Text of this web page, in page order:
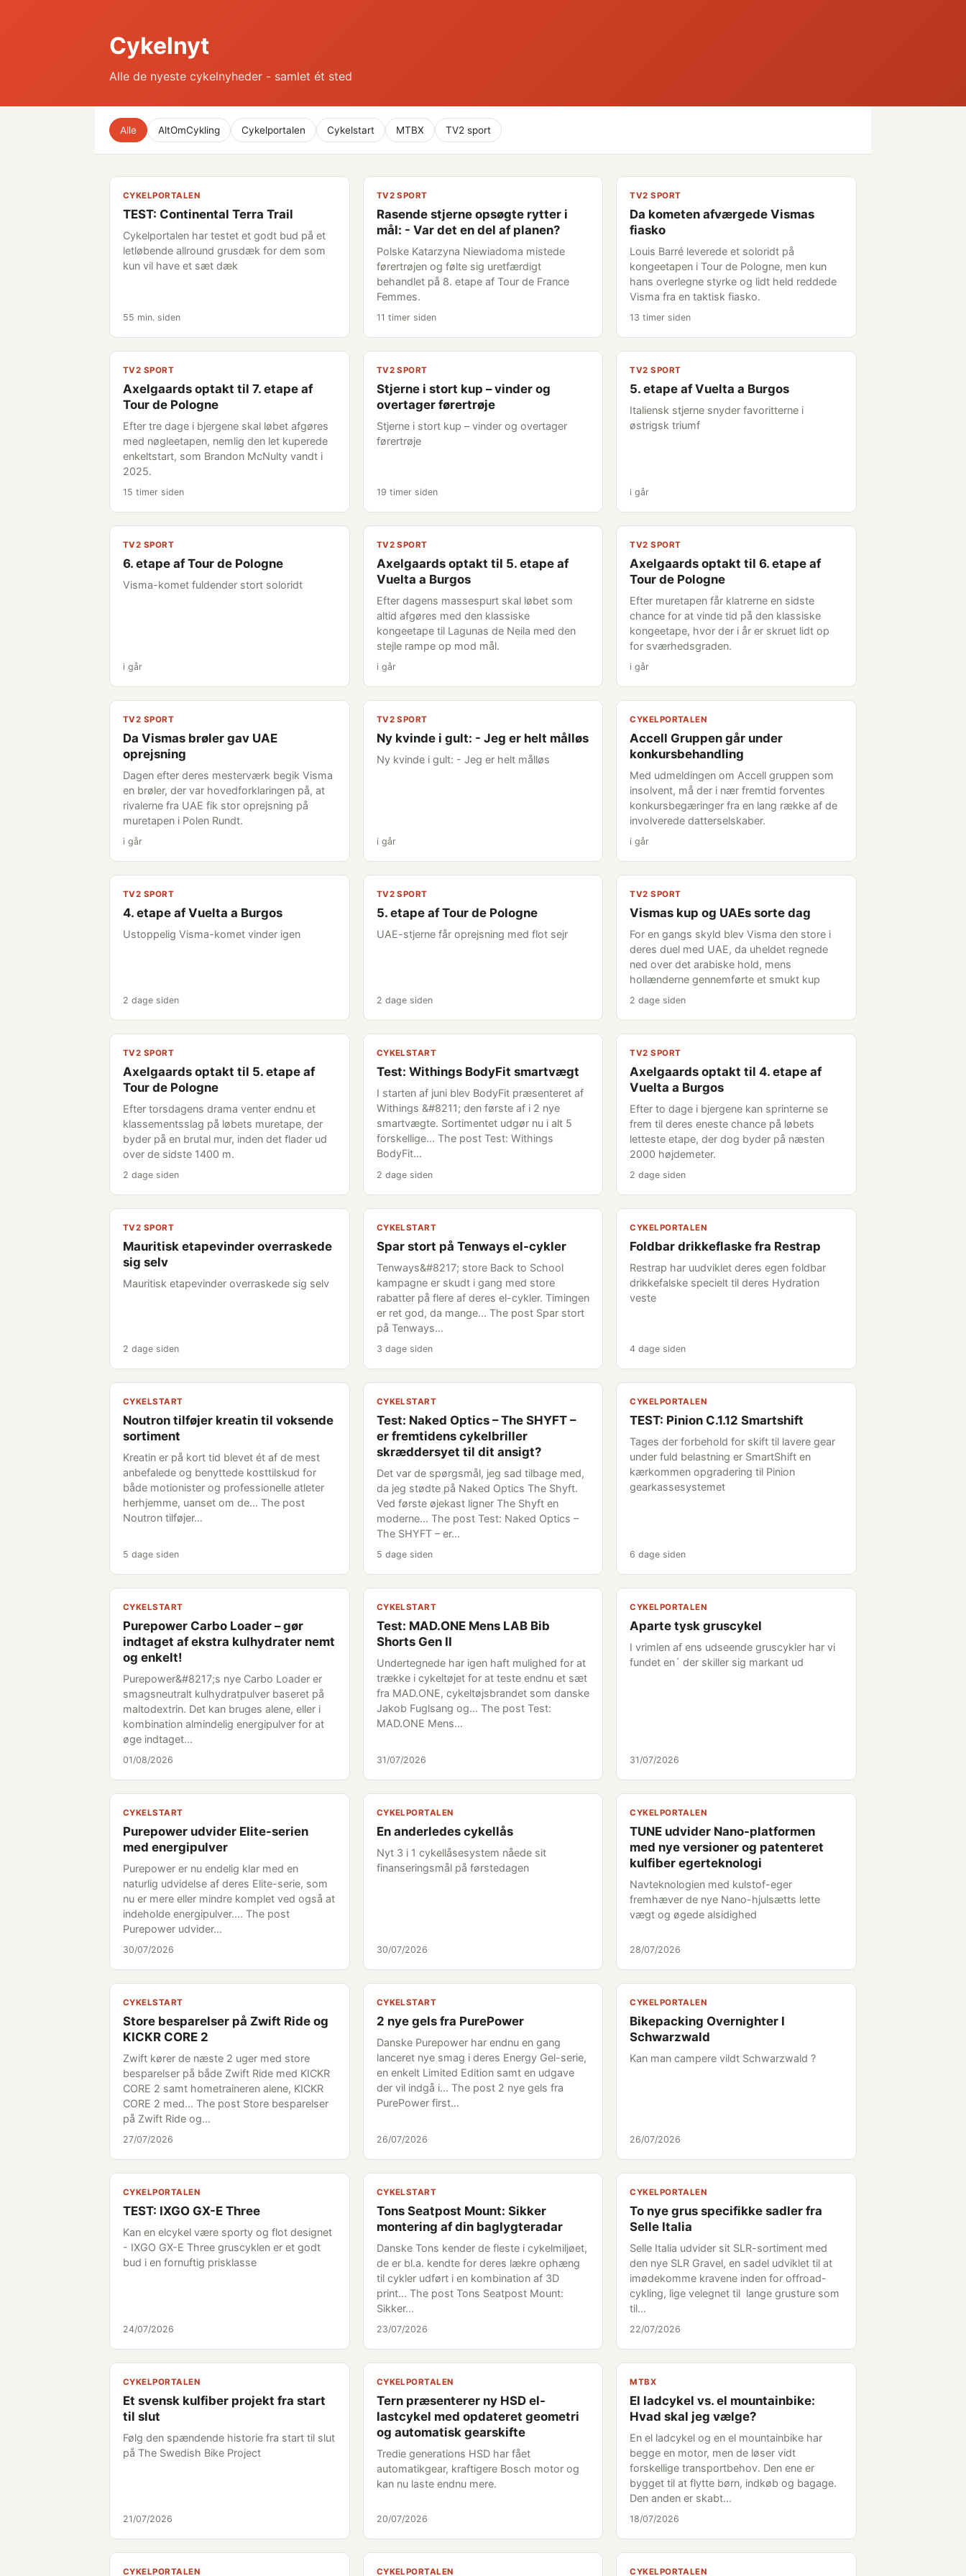
Cykelnyt
Alle de nyeste cykelnyheder - samlet ét sted
Alle AltOmCykling Cykelportalen Cykelstart MTBX TV2 sport
CYKELPORTALEN
TEST: Continental Terra Trail
Cykelportalen har testet et godt bud på et
letløbende allround grusdæk for dem som
kun vil have et sæt dæk
55 min. siden
TV2 SPORT
Rasende stjerne opsøgte rytter i
mål: - Var det en del af planen?
Polske Katarzyna Niewiadoma mistede
førertrøjen og følte sig uretfærdigt
behandlet på 8. etape af Tour de France
Femmes.
11 timer siden
TV2 SPORT
Da kometen afværgede Vismas
fiasko
Louis Barré leverede et soloridt på
kongeetapen i Tour de Pologne, men kun
hans overlegne styrke og lidt held reddede
Visma fra en taktisk fiasko.
13 timer siden
TV2 SPORT
Axelgaards optakt til 7. etape af
Tour de Pologne
Efter tre dage i bjergene skal løbet afgøres
med nøgleetapen, nemlig den let kuperede
enkeltstart, som Brandon McNulty vandt i
2025.
15 timer siden
TV2 SPORT
Stjerne i stort kup – vinder og
overtager førertrøje
Stjerne i stort kup – vinder og overtager
førertrøje
19 timer siden
TV2 SPORT
5. etape af Vuelta a Burgos
Italiensk stjerne snyder favoritterne i
østrigsk triumf
i går
TV2 SPORT
6. etape af Tour de Pologne
Visma-komet fuldender stort soloridt
i går
TV2 SPORT
Axelgaards optakt til 5. etape af
Vuelta a Burgos
Efter dagens massespurt skal løbet som
altid afgøres med den klassiske
kongeetape til Lagunas de Neila med den
stejle rampe op mod mål.
i går
TV2 SPORT
Axelgaards optakt til 6. etape af
Tour de Pologne
Efter muretapen får klatrerne en sidste
chance for at vinde tid på den klassiske
kongeetape, hvor der i år er skruet lidt op
for sværhedsgraden.
i går
TV2 SPORT
Da Vismas brøler gav UAE
oprejsning
Dagen efter deres mesterværk begik Visma
en brøler, der var hovedforklaringen på, at
rivalerne fra UAE fik stor oprejsning på
muretapen i Polen Rundt.
i går
TV2 SPORT
Ny kvinde i gult: - Jeg er helt målløs
Ny kvinde i gult: - Jeg er helt målløs
i går
CYKELPORTALEN
Accell Gruppen går under
konkursbehandling
Med udmeldingen om Accell gruppen som
insolvent, må der i nær fremtid forventes
konkursbegæringer fra en lang række af de
involverede datterselskaber.
i går
TV2 SPORT
4. etape af Vuelta a Burgos
Ustoppelig Visma-komet vinder igen
2 dage siden
TV2 SPORT
5. etape af Tour de Pologne
UAE-stjerne får oprejsning med flot sejr
2 dage siden
TV2 SPORT
Vismas kup og UAEs sorte dag
For en gangs skyld blev Visma den store i
deres duel med UAE, da uheldet regnede
ned over det arabiske hold, mens
hollænderne gennemførte et smukt kup
2 dage siden
TV2 SPORT
Axelgaards optakt til 5. etape af
Tour de Pologne
Efter torsdagens drama venter endnu et
klassementsslag på løbets muretape, der
byder på en brutal mur, inden det flader ud
over de sidste 1400 m.
2 dage siden
CYKELSTART
Test: Withings BodyFit smartvægt
I starten af juni blev BodyFit præsenteret af
Withings &#8211; den første af i 2 nye
smartvægte. Sortimentet udgør nu i alt 5
forskellige... The post Test: Withings
BodyFit…
2 dage siden
TV2 SPORT
Axelgaards optakt til 4. etape af
Vuelta a Burgos
Efter to dage i bjergene kan sprinterne se
frem til deres eneste chance på løbets
letteste etape, der dog byder på næsten
2000 højdemeter.
2 dage siden
TV2 SPORT
Mauritisk etapevinder overraskede
sig selv
Mauritisk etapevinder overraskede sig selv
2 dage siden
CYKELSTART
Spar stort på Tenways el-cykler
Tenways&#8217; store Back to School
kampagne er skudt i gang med store
rabatter på flere af deres el-cykler. Timingen
er ret god, da mange... The post Spar stort
på Tenways…
3 dage siden
CYKELPORTALEN
Foldbar drikkeflaske fra Restrap
Restrap har uudviklet deres egen foldbar
drikkefalske specielt til deres Hydration
veste
4 dage siden
CYKELSTART
Noutron tilføjer kreatin til voksende
sortiment
Kreatin er på kort tid blevet ét af de mest
anbefalede og benyttede kosttilskud for
både motionister og professionelle atleter
herhjemme, uanset om de... The post
Noutron tilføjer…
5 dage siden
CYKELSTART
Test: Naked Optics – The SHYFT –
er fremtidens cykelbriller
skræddersyet til dit ansigt?
Det var de spørgsmål, jeg sad tilbage med,
da jeg stødte på Naked Optics The Shyft.
Ved første øjekast ligner The Shyft en
moderne... The post Test: Naked Optics –
The SHYFT – er…
5 dage siden
CYKELPORTALEN
TEST: Pinion C.1.12 Smartshift
Tages der forbehold for skift til lavere gear
under fuld belastning er SmartShift en
kærkommen opgradering til Pinion
gearkassesystemet
6 dage siden
CYKELSTART
Purepower Carbo Loader – gør
indtaget af ekstra kulhydrater nemt
og enkelt!
Purepower&#8217;s nye Carbo Loader er
smagsneutralt kulhydratpulver baseret på
maltodextrin. Det kan bruges alene, eller i
kombination almindelig energipulver for at
øge indtaget…
01/08/2026
CYKELSTART
Test: MAD.ONE Mens LAB Bib
Shorts Gen II
Undertegnede har igen haft mulighed for at
trække i cykeltøjet for at teste endnu et sæt
fra MAD.ONE, cykeltøjsbrandet som danske
Jakob Fuglsang og... The post Test:
MAD.ONE Mens…
31/07/2026
CYKELPORTALEN
Aparte tysk gruscykel
I vrimlen af ens udseende gruscykler har vi
fundet en´ der skiller sig markant ud
31/07/2026
CYKELSTART
Purepower udvider Elite-serien
med energipulver
Purepower er nu endelig klar med en
naturlig udvidelse af deres Elite-serie, som
nu er mere eller mindre komplet ved også at
indeholde energipulver.... The post
Purepower udvider…
30/07/2026
CYKELPORTALEN
En anderledes cykellås
Nyt 3 i 1 cykellåsesystem nåede sit
finanseringsmål på førstedagen
30/07/2026
CYKELPORTALEN
TUNE udvider Nano-platformen
med nye versioner og patenteret
kulfiber egerteknologi
Navteknologien med kulstof-eger
fremhæver de nye Nano-hjulsætts lette
vægt og øgede alsidighed
28/07/2026
CYKELSTART
Store besparelser på Zwift Ride og
KICKR CORE 2
Zwift kører de næste 2 uger med store
besparelser på både Zwift Ride med KICKR
CORE 2 samt hometraineren alene, KICKR
CORE 2 med... The post Store besparelser
på Zwift Ride og…
27/07/2026
CYKELSTART
2 nye gels fra PurePower
Danske Purepower har endnu en gang
lanceret nye smag i deres Energy Gel-serie,
en enkelt Limited Edition samt en udgave
der vil indgå i... The post 2 nye gels fra
PurePower first…
26/07/2026
CYKELPORTALEN
Bikepacking Overnighter I
Schwarzwald
Kan man campere vildt Schwarzwald ?
26/07/2026
CYKELPORTALEN
TEST: IXGO GX-E Three
Kan en elcykel være sporty og flot designet
- IXGO GX-E Three gruscyklen er et godt
bud i en fornuftig prisklasse
24/07/2026
CYKELSTART
Tons Seatpost Mount: Sikker
montering af din baglygteradar
Danske Tons kender de fleste i cykelmiljøet,
de er bl.a. kendte for deres lækre ophæng
til cykler udført i en kombination af 3D
print... The post Tons Seatpost Mount:
Sikker…
23/07/2026
CYKELPORTALEN
To nye grus specifikke sadler fra
Selle Italia
Selle Italia udvider sit SLR-sortiment med
den nye SLR Gravel, en sadel udviklet til at
imødekomme kravene inden for offroad-
cykling, lige velegnet til lange grusture som
til…
22/07/2026
CYKELPORTALEN
Et svensk kulfiber projekt fra start
til slut
Følg den spændende historie fra start til slut
på The Swedish Bike Project
21/07/2026
CYKELPORTALEN
Tern præsenterer ny HSD el-
lastcykel med opdateret geometri
og automatisk gearskifte
Tredie generations HSD har fået
automatikgear, kraftigere Bosch motor og
kan nu laste endnu mere.
20/07/2026
MTBX
El ladcykel vs. el mountainbike:
Hvad skal jeg vælge?
En el ladcykel og en el mountainbike har
begge en motor, men de løser vidt
forskellige transportbehov. Den ene er
bygget til at flytte børn, indkøb og bagage.
Den anden er skabt…
18/07/2026
CYKELPORTALEN CYKELPORTALEN CYKELPORTALEN